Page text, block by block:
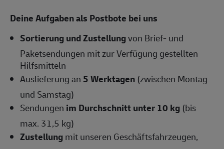
Deine Aufgaben als Postbote bei uns
Sortierung und Zustellungvon Brief- und
Paketsendungen mit zur Verfügung gestellten
Hilfsmitteln
Auslieferung an5 Werktagen (zwischen Montag
und Samstag)
Sendungen im Durchschnitt unter 10 kg (bis
max. 31,5 kg)
Zustellungmit unseren Geschäftsfahrzeugen,